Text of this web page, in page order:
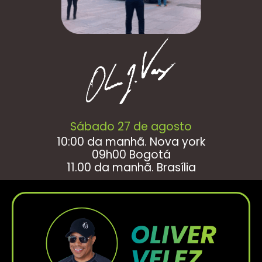
Sábado 27 de agosto
10:00 da manhã. Nova york
09h00 Bogotá
11.00 da manhã. Brasília